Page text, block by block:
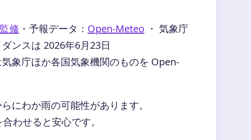
修 ・ 予報データ： Open-Meteo ・ 気象庁
ンスは 2026年6月23日
象庁ほか各国気象機関のものを Open-
にわか雨の可能性があります。
わせると安心です。